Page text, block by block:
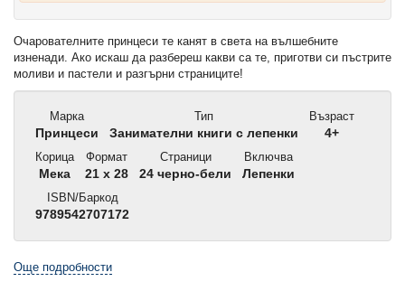
Очарователните принцеси те канят в света на вълшебните
изненади. Ако искаш да разбереш какви са те, приготви си пъстрите
моливи и пастели и разгърни страниците!
Марка
Принцеси
Тип
Занимателни книги с лепенки
Възраст
4+
Корица
Мека
Формат
21 x 28
Страници
24 черно-бели
Включва
Лепенки
ISBN/Баркод
9789542707172
Още подробности